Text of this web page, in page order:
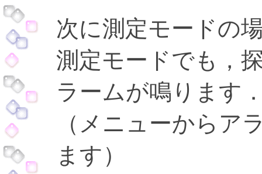
次に測定モードの
測定モードでも，
ラームが鳴ります
（メニューからア
ます）